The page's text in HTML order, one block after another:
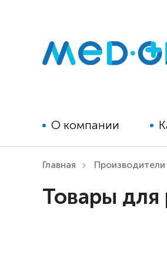
О компании
реабилитации для
Главная Производители
Товары для